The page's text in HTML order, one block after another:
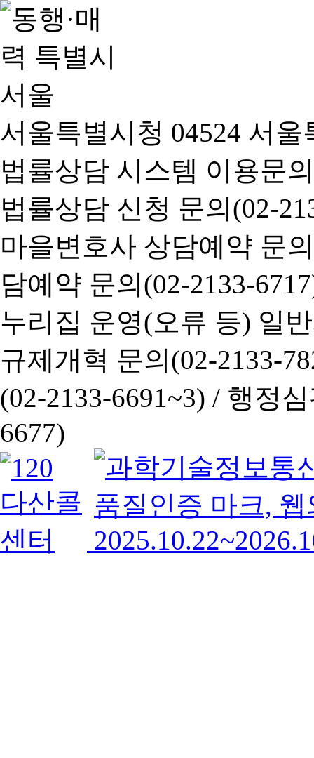
서울특별시청 04524 서
법률상담 시스템 이용문
법률상담 신청 문의(02-
마을변호사 상담예약 문
담예약 문의(02-2133-
누리집 운영(오류 등) 일
규제개혁 문의(02-2133-
(02-2133-6691~3) / 행정심
6677)